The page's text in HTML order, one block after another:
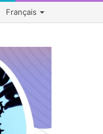
Français